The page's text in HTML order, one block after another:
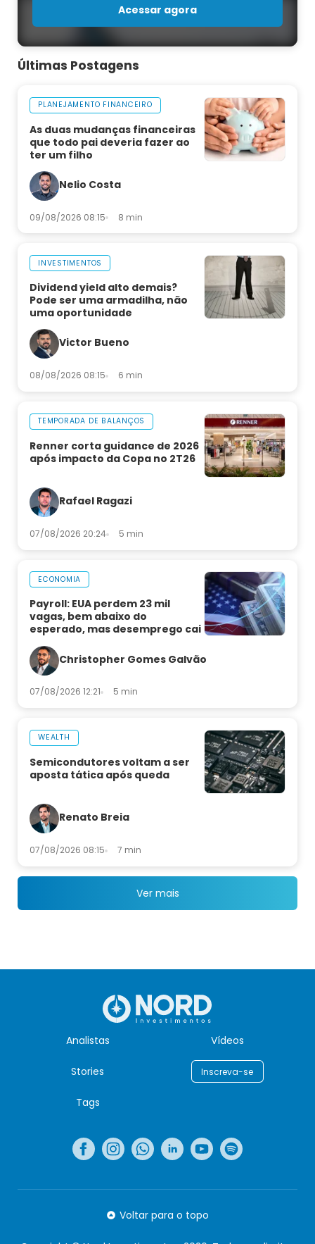
Acessar agora
Últimas Postagens
PLANEJAMENTO FINANCEIRO
As duas mudanças financeiras
que todo pai deveria fazer ao
ter um filho
Nelio Costa
09/08/2026 08:15 8 min
INVESTIMENTOS
Dividend yield alto demais?
Pode ser uma armadilha, não
uma oportunidade
Victor Bueno
08/08/2026 08:15 6 min
TEMPORADA DE BALANÇOS
Renner corta guidance de 2026
após impacto da Copa no 2T26
Rafael Ragazi
07/08/2026 20:24 5 min
ECONOMIA
Payroll: EUA perdem 23 mil
vagas, bem abaixo do
esperado, mas desemprego cai
Christopher Gomes Galvão
07/08/2026 12:21 5 min
WEALTH
Semicondutores voltam a ser
aposta tática após queda
Renato Breia
07/08/2026 08:15 7 min
Ver mais
Analistas Vídeos
Stories Inscreva-se
Tags
Voltar para o topo